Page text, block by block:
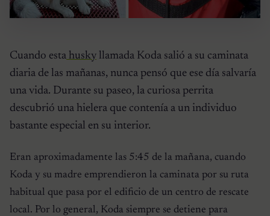
Cuando esta husky llamada Koda salió a su caminata
diaria de las mañanas, nunca pensó que ese día salvaría
una vida. Durante su paseo, la curiosa perrita
descubrió una hielera que contenía a un individuo
bastante especial en su interior.
Eran aproximadamente las 5:45 de la mañana, cuando
Koda y su madre emprendieron la caminata por su ruta
habitual que pasa por el edificio de un centro de rescate
local. Por lo general, Koda siempre se detiene para